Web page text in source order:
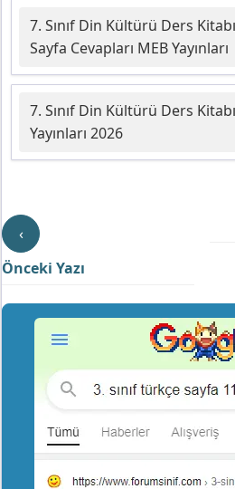
7. Sınıf Din Kültürü Ders
Sayfa Cevapları MEB Yayınları
7. Sınıf Din Kültürü Ders
Yayınları 2026
‹
Önceki Yazı